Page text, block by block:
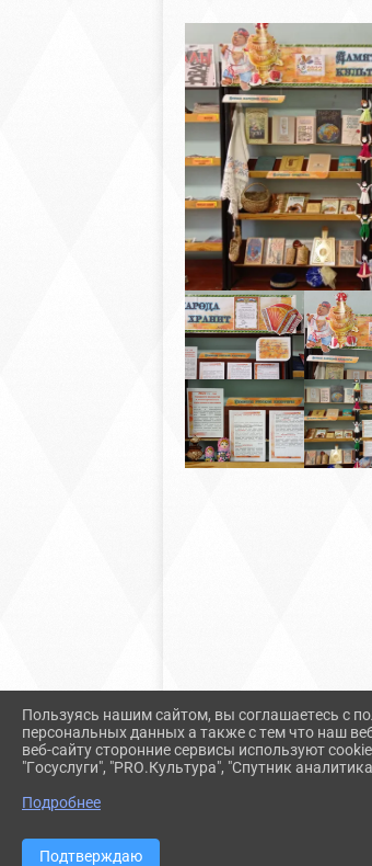
Пользуясь нашим сайтом, вы соглашаетесь с
персональных данных а также с тем что наш
веб-сайту сторонние сервисы используют
"Госуслуги", "PRO.Культура", "Спутник
Подробнее
Подтверждаю